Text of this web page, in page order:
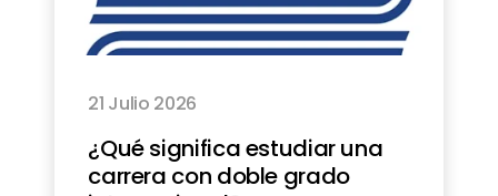
21 Julio 2026
¿Qué significa estudiar una
carrera con doble grado